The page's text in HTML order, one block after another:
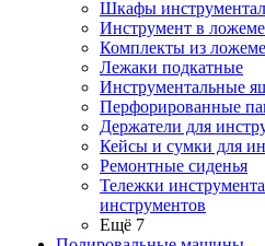
Шкафы
Инструмент в
Комплекты из
Лежаки подкатные
Инструментальные
Перфорированные
Держатели для
Кейсы и сумки для
Ремонтные сиденья
Тележки
инструментов
Ещё 7